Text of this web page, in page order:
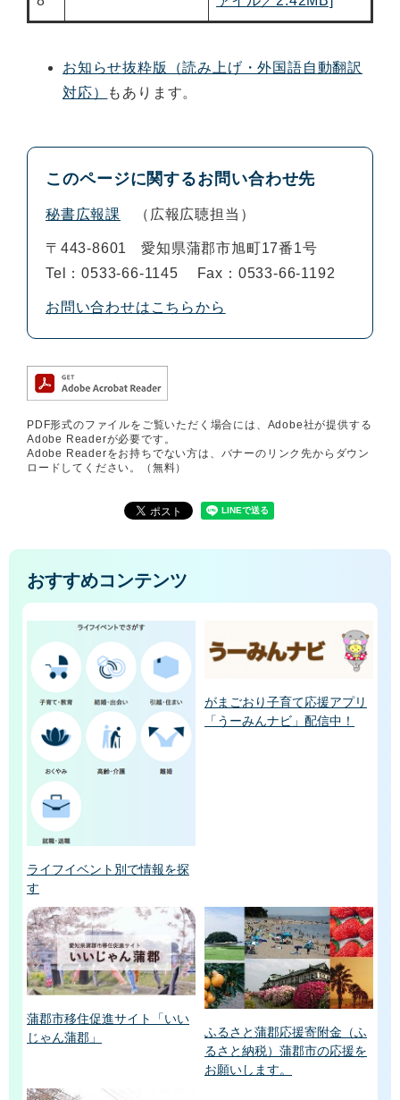
お知らせ抜粋版（読み上げ・外国語自動翻訳
対応）
もあります。
このページに関するお問い合わせ先
秘書広報課 広報広聴担当
〒443-8601
愛知県蒲郡市旭町17番1号
Tel：0533-66-1145
Fax：0533-66-1192
お問い合わせはこちらから
PDF形式のファイルをご覧いただく場合には、Adobe社が提供する
Adobe Readerが必要です。
Adobe Readerをお持ちでない方は、バナーのリンク先からダウン
ロードしてください。（無料）
おすすめコンテンツ
ライフイベント別で情報を探
す
がまごおり子育て応援アプリ
「うーみんナビ」配信中！
蒲郡市移住促進サイト「いい
じゃん蒲郡」
ふるさと蒲郡応援寄附金（ふ
るさと納税）蒲郡市の応援を
お願いします。